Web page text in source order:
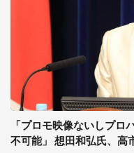
「プロモ映像ないしプ
不可能」 想田和弘氏、高